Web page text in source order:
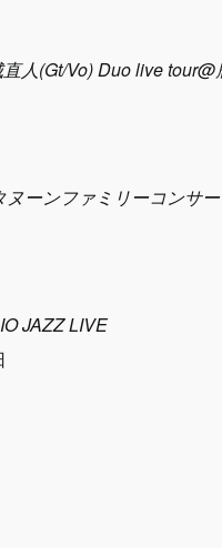
人(Gt/Vo) Duo live tour@
ーンファミリーコンサ
JAZZ LIVE